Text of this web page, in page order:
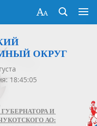
ОКРУГ
18:45:05
И
АО: